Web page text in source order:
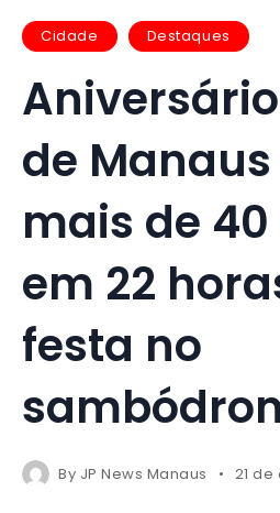
Cidade Destaques
de
mais de
em 22
festa no
By JP News Manaus 21 de